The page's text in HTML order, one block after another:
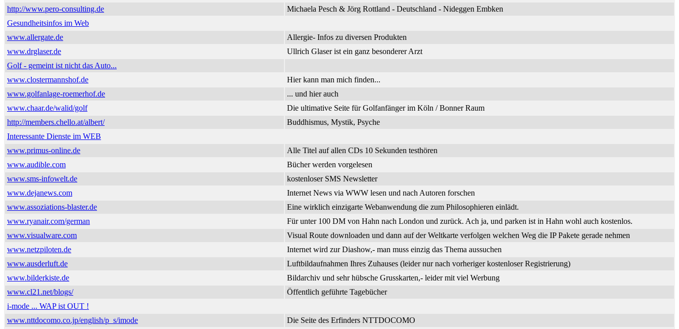
http://www.pero-consulting.de
Michaela Pesch & Jörg Rottland - Deutschland - Nideggen Embken
Gesundheitsinfos im Web
www.allergate.de
Allergie- Infos zu diversen Produkten
www.drglaser.de
Ullrich Glaser ist ein ganz besonderer Arzt
Golf - gemeint ist nicht das Auto...
www.clostermannshof.de
Hier kann man mich finden...
www.golfanlage-roemerhof.de
... und hier auch
www.chaar.de/walid/golf
Die ultimative Seite für Golfanfänger im Köln / Bonner Raum
http://members.chello.at/albert/
Buddhismus, Mystik, Psyche
Interessante Dienste im WEB
www.primus-online.de
Alle Titel auf allen CDs 10 Sekunden testhören
www.audible.com
Bücher werden vorgelesen
www.sms-infowelt.de
kostenloser SMS Newsletter
www.dejanews.com
Internet News via WWW lesen und nach Autoren forschen
www.assoziations-blaster.de
Eine wirklich einzigarte Webanwendung die zum Philosophieren einlädt.
www.ryanair.com/german
Für unter 100 DM von Hahn nach London und zurück. Ach ja, und parken ist in Hahn wohl auch kostenlos.
www.visualware.com
Visual Route downloaden und dann auf der Weltkarte verfolgen welchen Weg die IP Pakete gerade nehmen
www.netzpiloten.de
Internet wird zur Diashow,- man muss einzig das Thema aussuchen
www.ausderluft.de
Luftbildaufnahmen Ihres Zuhauses (leider nur nach vorheriger kostenloser Registrierung)
www.bilderkiste.de
Bildarchiv und sehr hübsche Grusskarten,- leider mit viel Werbung
www.cl21.net/blogs/
Öffentlich geführte Tagebücher
i-mode ... WAP ist OUT !
www.nttdocomo.co.jp/english/p_s/imode
Die Seite des Erfinders NTTDOCOMO